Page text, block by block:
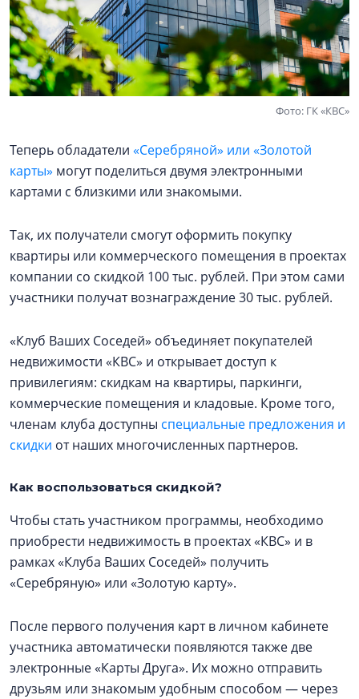
Фото: ГК «КВС»
Теперь обладатели «Серебряной» или «Золотой
карты» могут поделиться двумя электронными
картами с близкими или знакомыми.
Так, их получатели смогут оформить покупку
квартиры или коммерческого помещения в проектах
компании со скидкой 100 тыс. рублей. При этом сами
участники получат вознаграждение 30 тыс. рублей.
«Клуб Ваших Соседей» объединяет покупателей
недвижимости «КВС» и открывает доступ к
привилегиям: скидкам на квартиры, паркинги,
коммерческие помещения и кладовые. Кроме того,
членам клуба доступны специальные предложения и
скидки от наших многочисленных партнеров.
Как воспользоваться скидкой?
Чтобы стать участником программы, необходимо
приобрести недвижимость в проектах «КВС» и в
рамках «Клуба Ваших Соседей» получить
«Серебряную» или «Золотую карту».
После первого получения карт в личном кабинете
участника автоматически появляются также две
электронные «Карты Друга». Их можно отправить
друзьям или знакомым удобным способом — через